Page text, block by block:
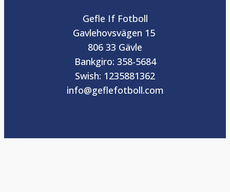
Gefle If Fotboll
Gavlehovsvägen 15
806 33 Gävle
Bankgiro: 358-5684
Swish: 1235881362
info@geflefotboll.com